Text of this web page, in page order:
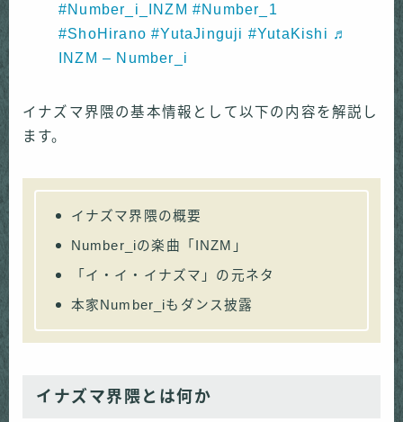
#Number_i_INZM #Number_1
#ShoHirano #YutaJinguji #YutaKishi ♬
INZM – Number_i
イナズマ界隈の基本情報として以下の内容を解説し
ます。
イナズマ界隈の概要
Number_iの楽曲「INZM」
「イ・イ・イナズマ」の元ネタ
本家Number_iもダンス披露
イナズマ界隈とは何か